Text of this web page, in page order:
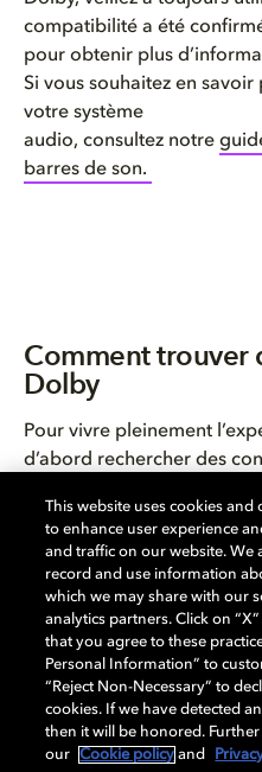
compatibilité a été
pour obtenir plus
Si vous souhaitez en
votre système
audio, consultez notre
barres de son.
Comment trouver
Dolby
Pour vivre pleinement
d’abord rechercher des
de multiples plateformes
Netflix, Canal+, Orange,
Disney+), mais aussi sur
Sky et BT Sport au
Unis. Vous reconnaîtrez
Dolby Vision et Dolby
titre.
De nombreux services
This website uses cookies
to enhance user experience
and traffic on our website. We
record and use information
which we may share with our
analytics partners. Click on
that you agree to these
Personal Information” to
“Reject Non-Necessary” to
cookies. If we have detected
then it will be honored.
our
Cookie policy and